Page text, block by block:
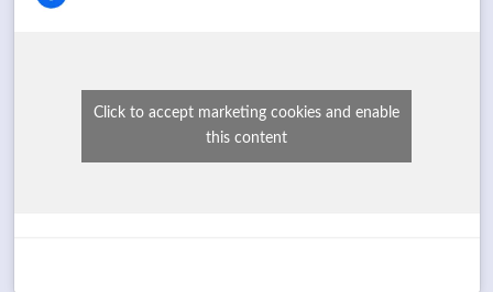
Click to accept marketing cookies and enable
this content